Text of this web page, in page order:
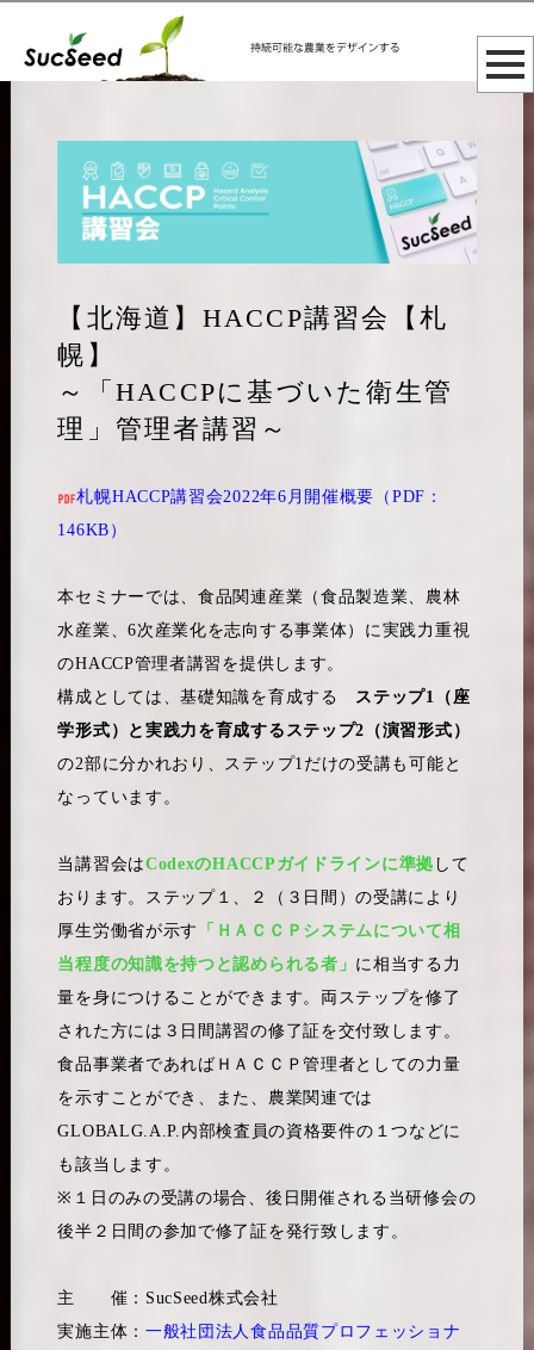
【北海道】HACCP講習会【札
幌】
～「HACCPに基づいた衛生管
理」管理者講習～
札幌HACCP講習会2022年6月開催概要（PDF：
146KB）
本セミナーでは、食品関連産業（食品製造業、農林
水産業、6次産業化を志向する事業体）に実践力重視
のHACCP管理者講習を提供します。
構成としては、基礎知識を育成する
ステップ1（座
学形式）と実践力を育成するステップ2（演習形式）
の2部に分かれおり、ステップ1だけの受講も可能と
なっています。
当講習会はCodexのHACCPガイドラインに準拠 して
おります。ステップ１、２（３日間）の受講により
厚生労働省が示す
「ＨＡＣＣＰシステムについて相
当程度の知識を持つと認められる者」 に相当する力
量を身につけることができます。両ステップを修了
された方には３日間講習の修了証を交付致します。
食品事業者であればＨＡＣＣＰ管理者としての力量
を示すことができ、また、農業関連では
GLOBALG.A.P.内部検査員の資格要件の１つなどに
も該当します。
※１日のみの受講の場合、後日開催される当研修会の
後半２日間の参加で修了証を発行致します。
主 催：SucSeed株式会社
実施主体： 一般社団法人食品品質プロフェッショナ